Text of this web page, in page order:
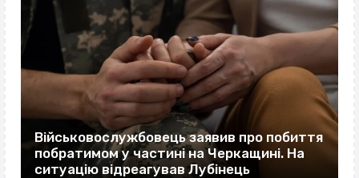
Військовослужбовець заявив про побиття
побратимом у частині на Черкащині. На
ситуацію відреагував Лубінець